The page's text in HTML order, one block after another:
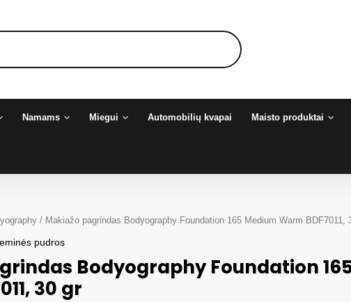
Namams Miegui Automobilių kvapai Maisto produktai
/ Makiažo pagrindas Bodyography Foundation 165 Medium Warm BDF7011,
pudros
Bodyography Foundation
30 gr